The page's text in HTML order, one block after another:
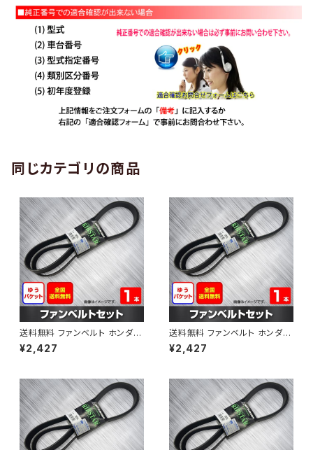
同じカテゴリの商品
送料無料 ファンベルト ホンダ
ゼスト 型式JE1 H18.03～H24.
11 （国内トップメーカー） 1本 H
¥2,427
送料無料 ファンベルト ホンダ ラ
イフ 型式JB6 H15.09～H20.1
1 （国内トップメーカー） 1本 HA
¥2,427